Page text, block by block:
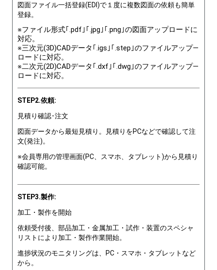
図面ファイル一括登録(EDI)で１度に複数図面の依頼も簡単
登録。
※ファイル形式｢.pdf｣｢.jpg｣｢.png｣の図面アップロードに
対応。
※三次元(3D)CADデータ｢.igs｣｢.step｣のファイルアップ―
ロードに対応。
※二次元(2D)CADデータ｢.dxf｣｢.dwg｣のファイルアップ―
ロードに対応。
STEP2.依頼:
見積り確認･注文
図面データから最短見積り。見積りをPCなどで確認して注
文(発注)。
※会員専用の管理画面(PC、スマホ、タブレット)から見積り
確認可能。
STEP3.製作:
加工・製作を開始
依頼受付後、部品加工・金属加工・試作・装置のスペシャ
リストにより加工・製作作業開始。
進捗状況のモニタリングは、PC・スマホ・タブレットなど
から。